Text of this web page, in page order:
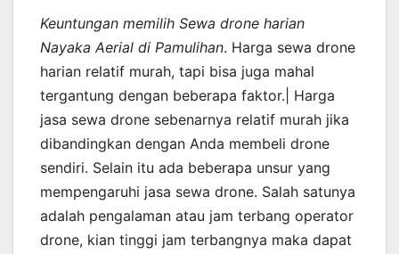
Keuntungan memilih Sewa drone harian
Nayaka Aerial di Pamulihan. Harga sewa drone
harian relatif murah, tapi bisa juga mahal
tergantung dengan beberapa faktor.| Harga
jasa sewa drone sebenarnya relatif murah jika
dibandingkan dengan Anda membeli drone
sendiri. Selain itu ada beberapa unsur yang
mempengaruhi jasa sewa drone. Salah satunya
adalah pengalaman atau jam terbang operator
drone, kian tinggi jam terbangnya maka dapat